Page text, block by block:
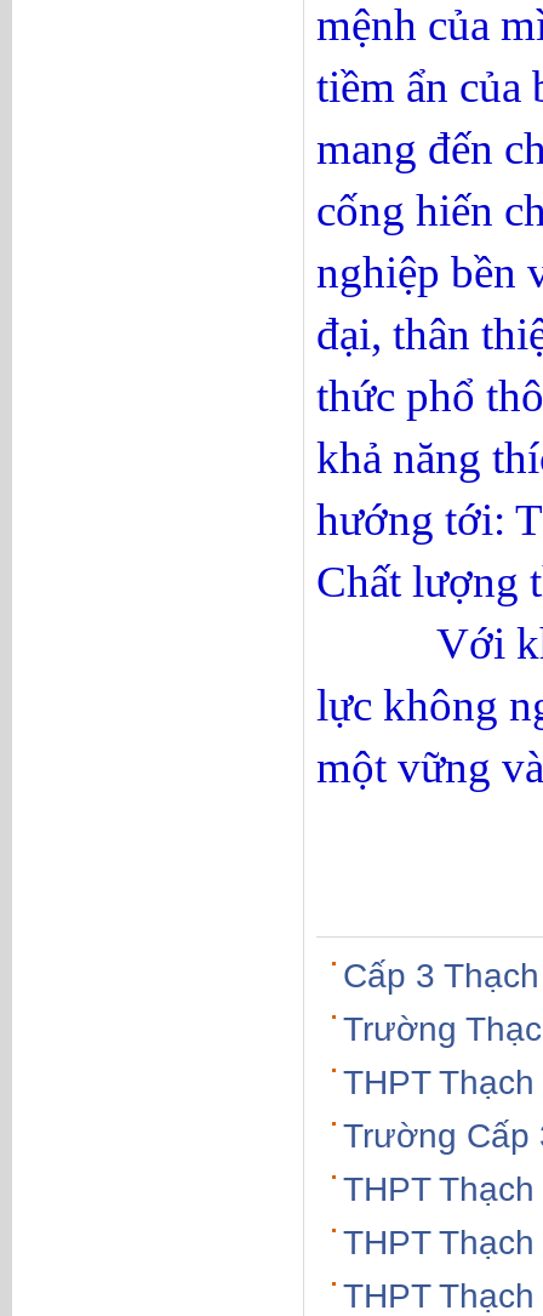
mệnh của
tiềm ẩn của
mang đến
cống hiến
nghiệp bền
đại, thân
thức phổ
khả năng
hướng tới:
Chất lượng
Với khát
lực không
một vững
Cấp 3
Trường
THPT
Trường Cấp
THPT
THPT
THPT